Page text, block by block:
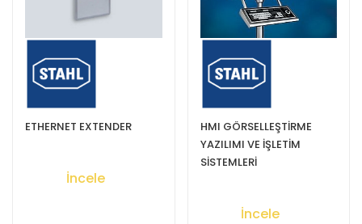
ETHERNET EXTENDER
İncele
HMI GÖRSELLEŞTİRME
YAZILIMI VE İŞLETİM
SİSTEMLERİ
İncele